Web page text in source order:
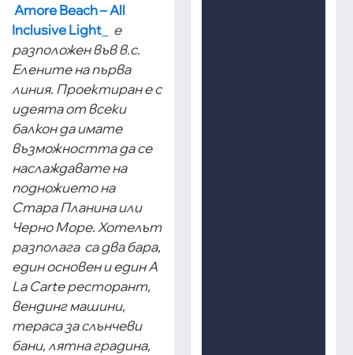
Amore Beach – All
Inclusive Light
e
разположен във в.с.
Елените на първа
линия. Проектиран е с
идеята от всеки
балкон да имате
възможността да се
наслаждавате на
подножието на
Стара Планина или
Черно Морe. Хотелът
разполага са два бара,
един основен и един A
La Carte ресторант,
вендинг машини,
тераса за слънчеви
бани, лятна градина,